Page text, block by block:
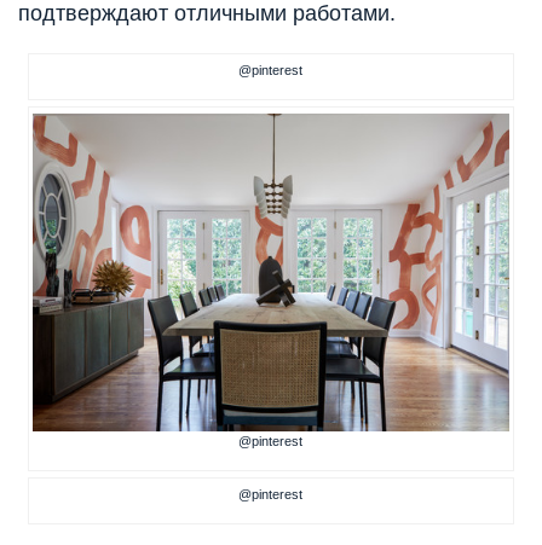
подтверждают отличными работами.
@pinterest
@pinterest
@pinterest